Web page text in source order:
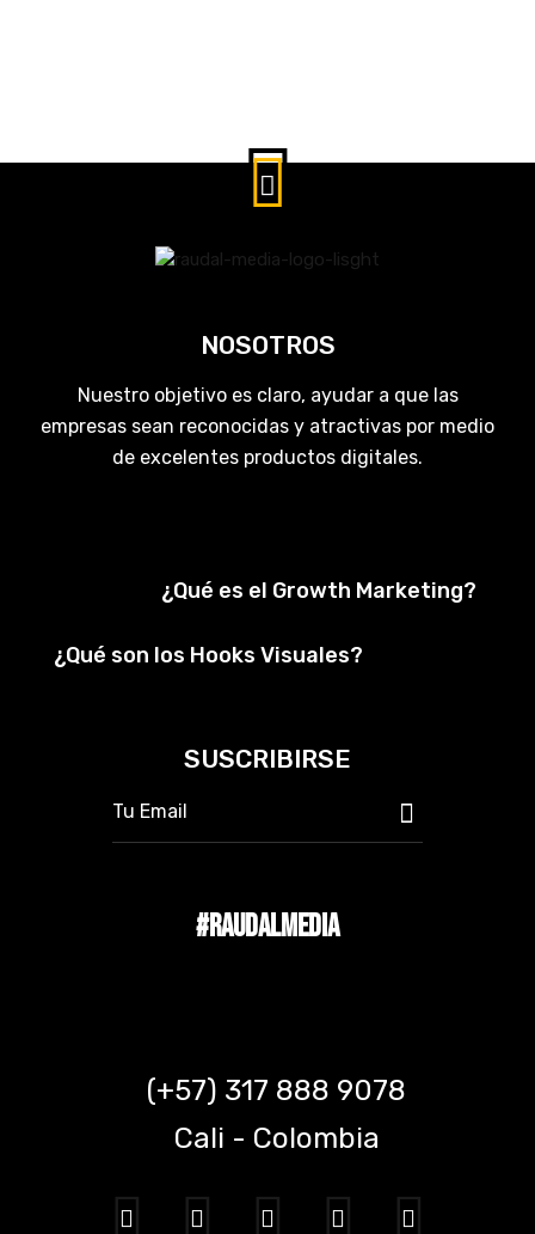
NOSOTROS
Nuestro objetivo es claro, ayudar a que las
empresas sean reconocidas y atractivas por medio
de excelentes productos digitales.
¿Qué es el Growth Marketing?
¿Qué son los Hooks Visuales?
SUSCRIBIRSE
#RAUDALMEDIA
(+57) 317 888 9078
Cali - Colombia